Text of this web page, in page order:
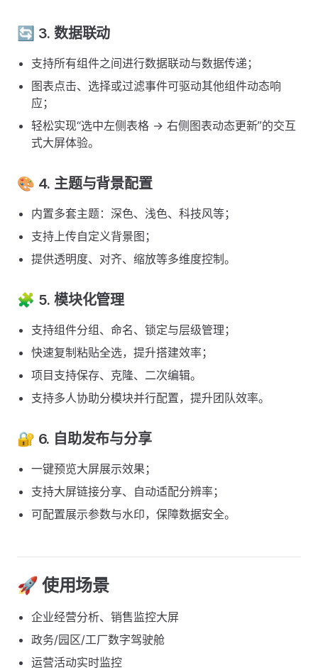
🔄 3. 数据联动
支持所有组件之间进行数据联动与数据传递；
图表点击、选择或过滤事件可驱动其他组件动态响
应；
轻松实现“选中左侧表格 → 右侧图表动态更新”的交互
式大屏体验。
🎨 4. 主题与背景配置
内置多套主题：深色、浅色、科技风等；
支持上传自定义背景图；
提供透明度、对齐、缩放等多维度控制。
🧩 5. 模块化管理
支持组件分组、命名、锁定与层级管理；
快速复制粘贴全选，提升搭建效率；
项目支持保存、克隆、二次编辑。
支持多人协助分模块并行配置，提升团队效率。
🔐 6. 自助发布与分享
一键预览大屏展示效果；
支持大屏链接分享、自动适配分辨率；
可配置展示参数与水印，保障数据安全。
🚀 使用场景
企业经营分析、销售监控大屏
政务/园区/工厂数字驾驶舱
运营活动实时监控